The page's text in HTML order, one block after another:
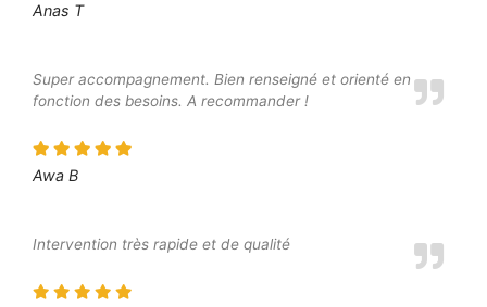
Anas T
Super accompagnement. Bien renseigné et orienté en
fonction des besoins. A recommander !
Awa B
Intervention très rapide et de qualité